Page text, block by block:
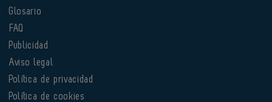
Glosario
FAQ
Publicidad
Aviso legal
Política de privacidad
Política de cookies